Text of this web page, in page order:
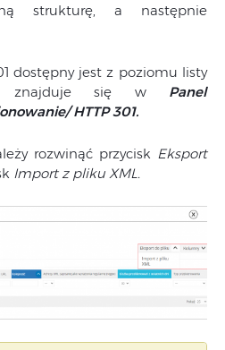
strukturę, a następnie
dostępny jest z poziomu listy
znajduje się w Panel
HTTP 301.
rozwinąć przycisk Eksport
Import z pliku XML.